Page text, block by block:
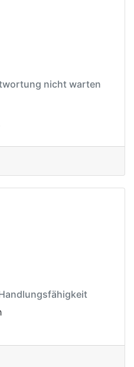
nicht warten